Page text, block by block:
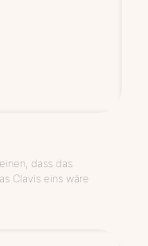
dass das
Clavis eins wäre